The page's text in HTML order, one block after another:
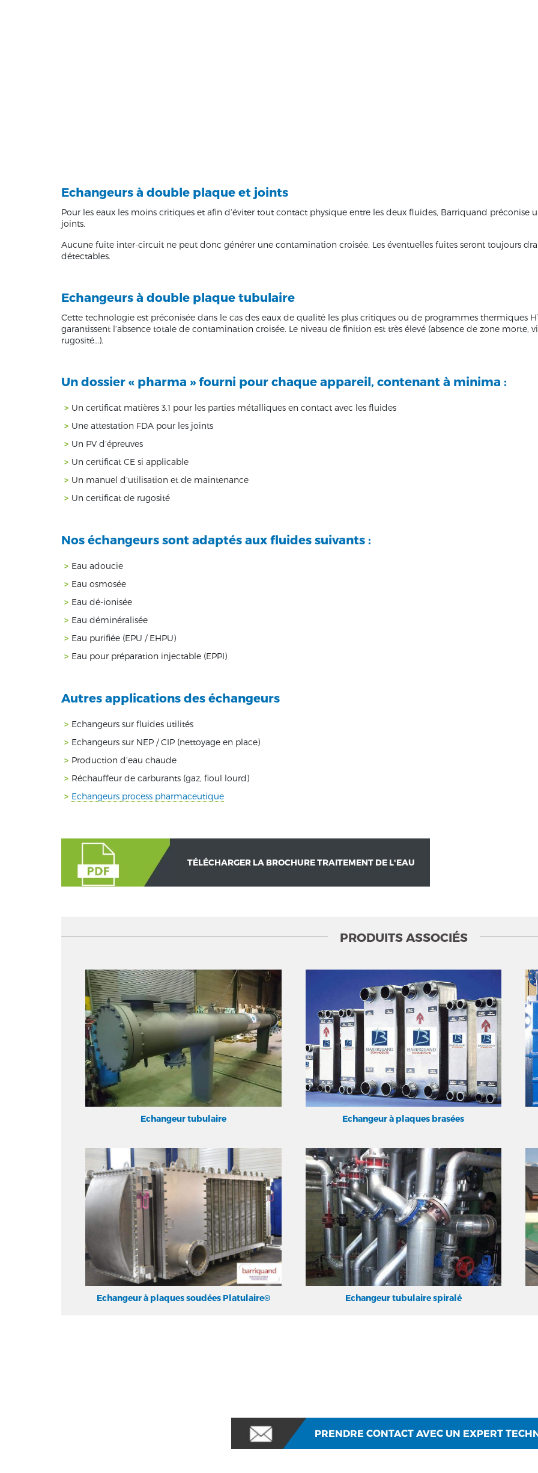
Echangeurs à double plaque et joints
Pour les eaux les moins critiques et afin d’éviter tout contact physique entre les deux fluides, Barriquand préconise
joints.
Aucune fuite inter-circuit ne peut donc générer une contamination croisée. Les éventuelles fuites seront toujours
détectables.
Echangeurs à double plaque tubulaire
Cette technologie est préconisée dans le cas des eaux de qualité les plus critiques ou de programmes thermiques
garantissent l’absence totale de contamination croisée. Le niveau de finition est très élevé (absence de zone morte,
rugosité…).
Un dossier « pharma » fourni pour chaque appareil, contenant à minima :
Un certificat matières 3.1 pour les parties métalliques en contact avec les fluides
Une attestation FDA pour les joints
Un PV d’épreuves
Un certificat CE si applicable
Un manuel d’utilisation et de maintenance
Un certificat de rugosité
Nos échangeurs sont adaptés aux fluides suivants :
Eau adoucie
Eau osmosée
Eau dé-ionisée
Eau déminéralisée
Eau purifiée (EPU / EHPU)
Eau pour préparation injectable (EPPI)
Autres applications des échangeurs
Echangeurs sur fluides utilités
Echangeurs sur NEP / CIP (nettoyage en place)
Production d’eau chaude
Réchauffeur de carburants (gaz, fioul lourd)
Echangeurs process pharmaceutique
TÉLÉCHARGER LA BROCHURE TRAITEMENT DE L'EAU
PRODUITS ASSOCIÉS
Echangeur tubulaire Echangeur à plaques brasées
Echangeur à plaques soudées Platulaire® Echangeur tubulaire spiralé
PRENDRE CONTACT AVEC UN EXPERT